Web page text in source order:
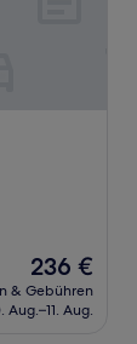
Der
Preis
beträgt
236 €
& Gebühren
Aug.–11. Aug.